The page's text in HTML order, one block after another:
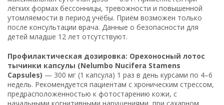
лёгких формах бессонницы, тревожности и повышенной
утомляемости в период учёбы. Приём возможен только
после консультации врача. Данные о безопасности для
детей младше 12 лет отсутствуют.
Профилактическая дозировка: Орехоносный лотос
тычинки капсулы (Nelumbo Nucifera Stamens
Capsules) — 300 мг (1 капсула) 1 раз в день курсами по 4–6
недель. Рекомендуется пациентам с хроническим стрессом,
предрасположенностью к фотостарению кожи, с